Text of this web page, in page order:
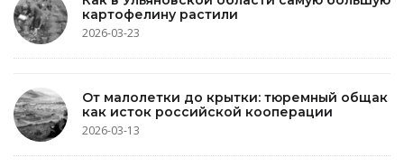
картофелину растили
2026-03-23
От малолетки до крытки: тюремный общак
как исток российской кооперации
2026-03-13